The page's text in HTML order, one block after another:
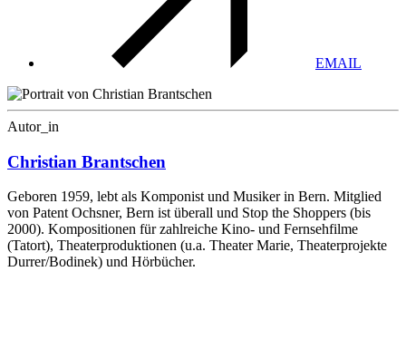
EMAIL
Autor_in
Christian Brantschen
Geboren 1959, lebt als Komponist und Musiker in Bern. Mitglied
von Patent Ochsner, Bern ist überall und Stop the Shoppers (bis
2000). Kompositionen für zahlreiche Kino- und Fernsehfilme
(Tatort), Theaterproduktionen (u.a. Theater Marie, Theaterprojekte
Durrer/Bodinek) und Hörbücher.